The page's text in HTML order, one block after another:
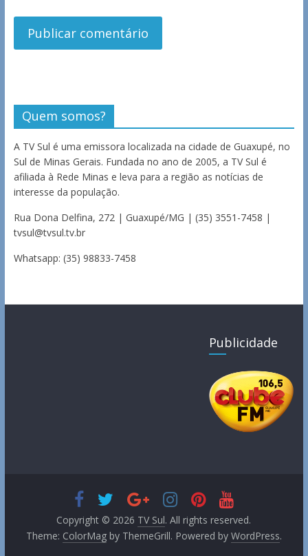
Quem somos?
A TV Sul é uma emissora localizada na cidade de Guaxupé, no
Sul de Minas Gerais. Fundada no ano de 2005, a TV Sul é
afiliada à Rede Minas e leva para a região as notícias de
interesse da população.
Rua Dona Delfina, 272 | Guaxupé/MG | (35) 3551-7458 |
tvsul@tvsul.tv.br
Whatsapp: (35) 98833-7458
Publicidade
Copyright © 2026 TV Sul. All rights reserved.
Theme: ColorMagby ThemeGrill. Powered by WordPress.